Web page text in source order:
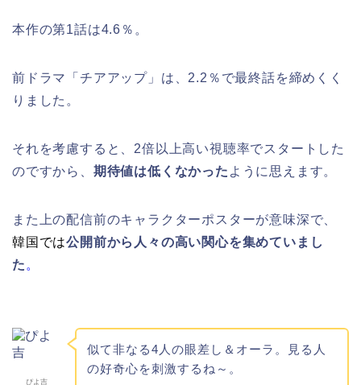
本作の第1話は4.6％。
前ドラマ「チアアップ」は、2.2％で最終話を締めくく
りました。
それを考慮すると、2倍以上高い視聴率でスタートした
のですから、 期待値は低くなかった ように思えます。
また上の配信前のキャラクターポスターが意味深で、
韓国では公開前から人々の高い関心を集めていまし
た 。
ぴよ吉
似て非なる4人の眼差し＆オーラ。見る人
の好奇心を刺激するね～。